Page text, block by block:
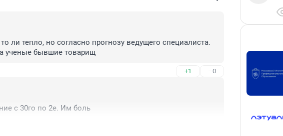
ли тепло, но согласно прогнозу ведущего специалиста.
ученые бывшие товарищ
+1 –0
с 30го по 2е. Им боль